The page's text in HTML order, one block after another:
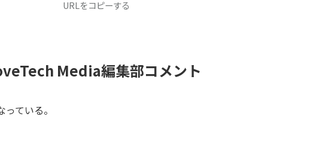
URLをコピーする
Media編集部コメント
ている。